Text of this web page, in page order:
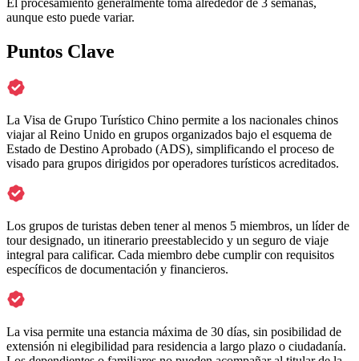
aunque esto puede variar.
Puntos Clave
La Visa de Grupo Turístico Chino permite a los nacionales chinos
viajar al Reino Unido en grupos organizados bajo el esquema de
Estado de Destino Aprobado (ADS), simplificando el proceso de
visado para grupos dirigidos por operadores turísticos acreditados.
Los grupos de turistas deben tener al menos 5 miembros, un líder de
tour designado, un itinerario preestablecido y un seguro de viaje
integral para calificar. Cada miembro debe cumplir con requisitos
específicos de documentación y financieros.
La visa permite una estancia máxima de 30 días, sin posibilidad de
extensión ni elegibilidad para residencia a largo plazo o ciudadanía.